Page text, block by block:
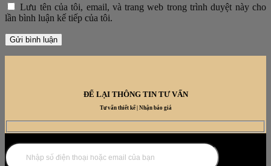
Lưu tên của tôi, email, và trang web trong trình duyệt này cho
lần bình luận kế tiếp của tôi.
ĐỂ LẠI THÔNG TIN TƯ VẤN
Tư vấn thiết kế | Nhận báo giá
DANH MỤC NỘI THẤT